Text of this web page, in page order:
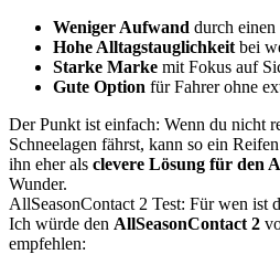
Weniger Aufwand durch einen
Hohe Alltagstauglichkeit bei
Starke Marke mit Fokus auf
Gute Option für Fahrer ohne
Der Punkt ist einfach: Wenn du nicht
Schneelagen fährst, kann so ein
ihn eher als clevere Lösung für den
Wunder.
AllSeasonContact 2 Test: Für wen ist
Ich würde den AllSeasonContact 2
empfehlen: